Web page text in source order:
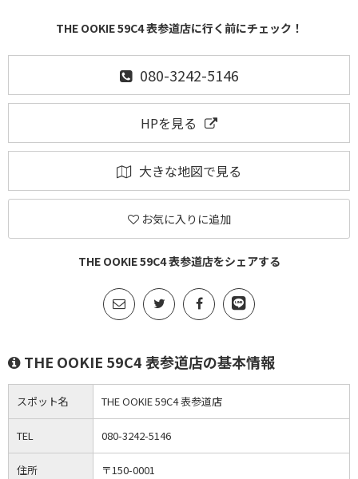
THE OOKIE 59C4 表参道店に行く前にチェック！
080-3242-5146
HPを見る
大きな地図で見る
お気に入りに追加
THE OOKIE 59C4 表参道店をシェアする
THE OOKIE 59C4 表参道店の基本情報
スポット名 THE OOKIE 59C4 表参道店
TEL 080-3242-5146
住所
〒150-0001